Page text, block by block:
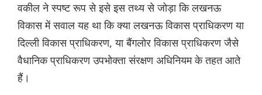
वकील ने स्पष्ट रूप से इसे इस तथ्य से जोड़ा कि लखनऊ
विकास में सवाल यह था कि क्या लखनऊ विकास प्राधिकरण या
दिल्ली विकास प्राधिकरण, या बैंगलोर विकास प्राधिकरण जैसे
वैधानिक प्राधिकरण उपभोक्ता संरक्षण अधिनियम के तहत आते
हैं।